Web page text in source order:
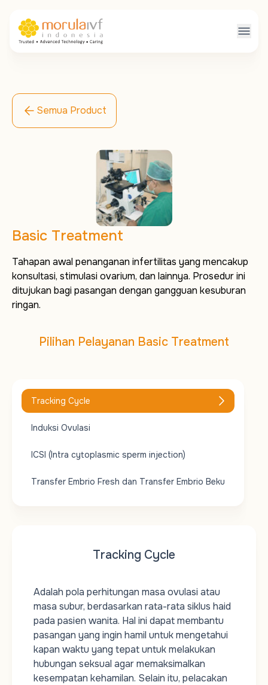
Semua Product
Basic Treatment
Tahapan awal penanganan infertilitas yang mencakup
konsultasi, stimulasi ovarium, dan lainnya. Prosedur ini
ditujukan bagi pasangan dengan gangguan kesuburan
ringan.
Pilihan Pelayanan Basic Treatment
Tracking Cycle
Induksi Ovulasi
ICSI (Intra cytoplasmic sperm injection)
Transfer Embrio Fresh dan Transfer Embrio Beku
Tracking Cycle
Adalah pola perhitungan masa ovulasi atau
masa subur, berdasarkan rata-rata siklus haid
pada pasien wanita. Hal ini dapat membantu
pasangan yang ingin hamil untuk mengetahui
kapan waktu yang tepat untuk melakukan
hubungan seksual agar memaksimalkan
kesempatan kehamilan. Selain itu, pelacakan